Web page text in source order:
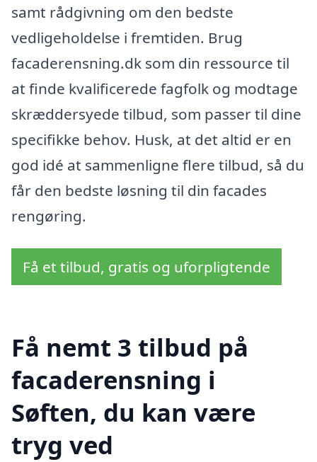
samt rådgivning om den bedste
vedligeholdelse i fremtiden. Brug
facaderensning.dk som din ressource til
at finde kvalificerede fagfolk og modtage
skræddersyede tilbud, som passer til dine
specifikke behov. Husk, at det altid er en
god idé at sammenligne flere tilbud, så du
får den bedste løsning til din facades
rengøring.
Få et tilbud, gratis og uforpligtende
Få nemt 3 tilbud på
facaderensning i
Søften, du kan være
tryg ved